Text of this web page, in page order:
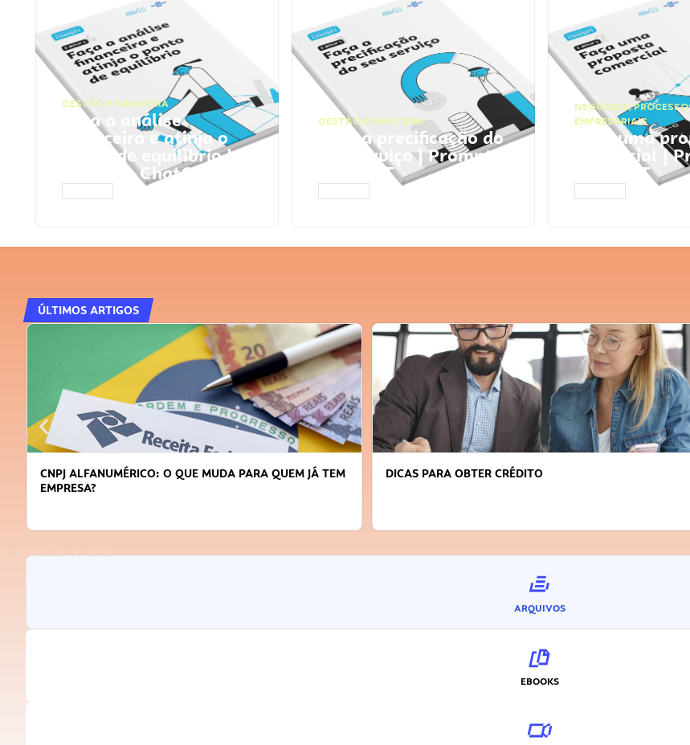
GESTÃO FINANCEIRA
Faça a análise
financeira e atinja o
ponto de equilíbrio |
Prompts ChatGPT
GESTÃO FINANCEIRA
Faça a precificação do
seu serviço | Prompts
ChatGPT
NEGÓCIOS,
EMPRESARIAIS
Faça uma
comercial |
ChatGPT
ÚLTIMOS ARTIGOS
DICAS PARA OBTER CRÉDITO
FAÇA A DIFERENÇA: SEJA SUSTENTÁVEL, SEJA
ARQUIVOS
EBOOKS